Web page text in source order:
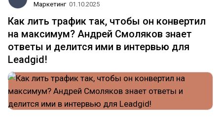
Маркетинг 01.10.2025
Как лить трафик так, чтобы он конвертил
на максимум? Андрей Смоляков знает
ответы и делится ими в интервью для
Leadgid!